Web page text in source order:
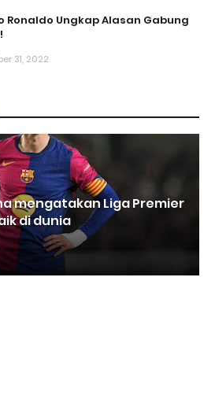
Ronaldo Ungkap Alasan Gabung
31, 2022
mengatakan Liga Premier
di dunia